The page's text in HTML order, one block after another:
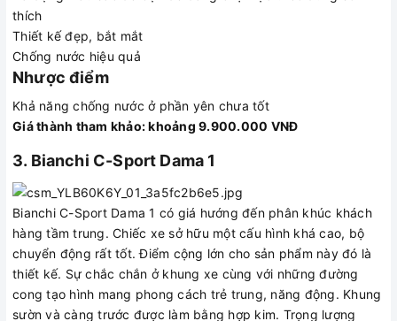
thích
Thiết kế đẹp, bắt mắt
Chống nước hiệu quả
Nhược điểm
Khả năng chống nước ở phần yên chưa tốt
Giá thành tham khảo: khoảng 9.900.000 VNĐ
3. Bianchi C-Sport Dama 1
Bianchi C-Sport Dama 1 có giá hướng đến phân khúc khách
hàng tầm trung. Chiếc xe sở hữu một cấu hình khá cao, bộ
chuyển động rất tốt. Điểm cộng lớn cho sản phẩm này đó là
thiết kế. Sự chắc chắn ở khung xe cùng với những đường
cong tạo hình mang phong cách trẻ trung, năng động. Khung
sườn và càng trước được làm bằng hợp kim. Trọng lượng